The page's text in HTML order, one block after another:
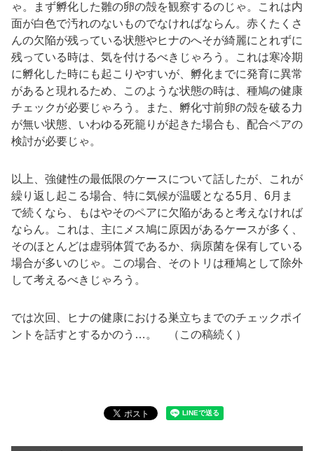
ゃ。まず孵化した雛の卵の殻を観察するのじゃ。これは内
面が白色で汚れのないものでなければならん。赤くたくさ
んの欠陥が残っている状態やヒナのへそが綺麗にとれずに
残っている時は、気を付けるべきじゃろう。これは寒冷期
に孵化した時にも起こりやすいが、孵化までに発育に異常
があると現れるため、このような状態の時は、種鳩の健康
チェックが必要じゃろう。また、孵化寸前卵の殻を破る力
が無い状態、いわゆる死籠りが起きた場合も、配合ペアの
検討が必要じゃ。
以上、強健性の最低限のケースについて話したが、これが
繰り返し起こる場合、特に気候が温暖となる5月、6月ま
で続くなら、もはやそのペアに欠陥があると考えなければ
ならん。これは、主にメス鳩に原因があるケースが多く、
そのほとんどは虚弱体質であるか、病原菌を保有している
場合が多いのじゃ。この場合、そのトリは種鳩として除外
して考えるべきじゃろう。
では次回、ヒナの健康における巣立ちまでのチェックポイ
ントを話すとするかのう…。 （この稿続く）